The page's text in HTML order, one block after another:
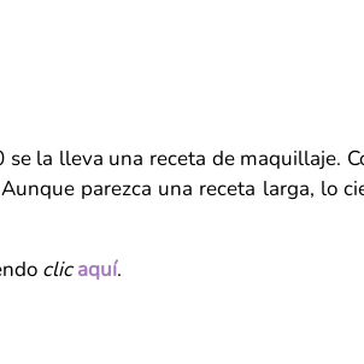
la lleva una receta de maquillaje.
parezca una receta larga, lo
clicaquí.